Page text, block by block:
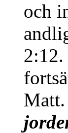
och
2:12.